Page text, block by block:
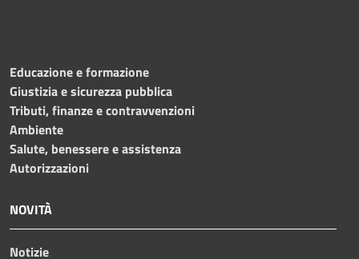
Educazione e formazione
Giustizia e sicurezza pubblica
Tributi, finanze e contravvenzioni
Ambiente
Salute, benessere e assistenza
Autorizzazioni
NOVITÀ
Notizie